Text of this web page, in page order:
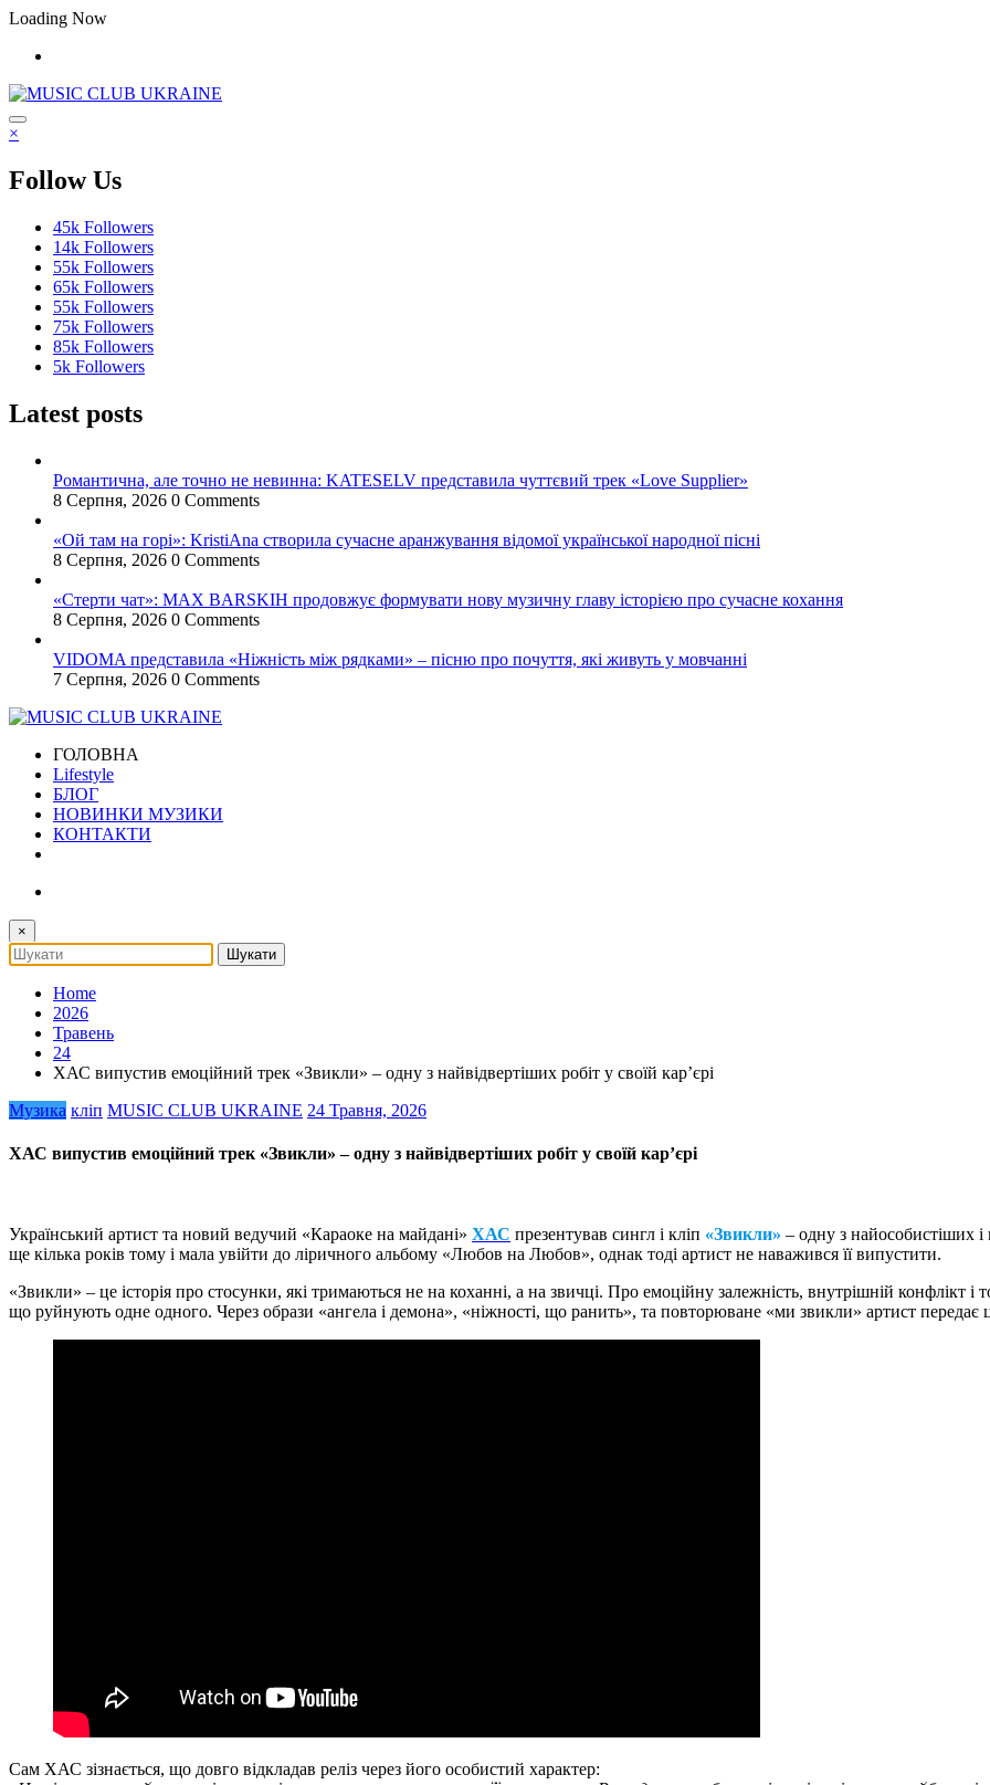
Перейти
контенту
Loading Now
×
Follow Us
45k Followers
14k Followers
55k Followers
65k Followers
55k Followers
75k Followers
85k Followers
5k Followers
Latest posts
Романтична, але точно не невинна: KATESELV представила чуттєвий трек «Love Supplier»
8 Серпня, 2026 0 Comments
«Ой там на горі»: KristiAna створила сучасне аранжування відомої української народної пісні
8 Серпня, 2026 0 Comments
«Стерти чат»: MAX BARSKIH продовжує формувати нову музичну главу історією про сучасне кохання
8 Серпня, 2026 0 Comments
VIDOMA представила «Ніжність між рядками» – пісню про почуття, які живуть у мовчанні
7 Серпня, 2026 0 Comments
ГОЛОВНА
Lifestyle
БЛОГ
НОВИНКИ МУЗИКИ
КОНТАКТИ
×
Home
2026
Травень
24
ХАС випустив емоційний трек «Звикли» – одну з найвідвертіших робіт у своїй кар’єрі
Музика кліп MUSIC CLUB UKRAINE 24 Травня, 2026
ХАС випустив емоційний трек «Звикли» – одну з найвідвертіших робіт у своїй кар’єрі
Український артист та новий ведучий «Караоке на майдані» ХАС презентував сингл і кліп «Звикли» – одну з найособистіших і
ще кілька років тому і мала увійти до ліричного альбому «Любов на Любов», однак тоді артист не наважився її випустити.
«Звикли» – це історія про стосунки, які тримаються не на коханні, а на звичці. Про емоційну залежність, внутрішній конфлікт
що руйнують одне одного. Через образи «ангела і демона», «ніжності, що ранить», та повторюване «ми звикли» артист передає
Сам ХАС зізнається, що довго відкладав реліз через його особистий характер: